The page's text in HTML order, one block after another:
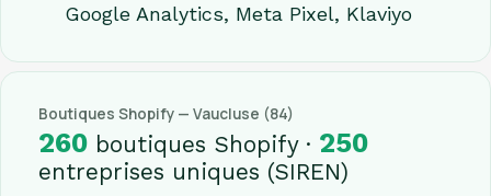
Google Analytics, Meta Pixel, Klaviyo
Boutiques Shopify — Vaucluse (84)
260 boutiques Shopify · 250
entreprises uniques (SIREN)